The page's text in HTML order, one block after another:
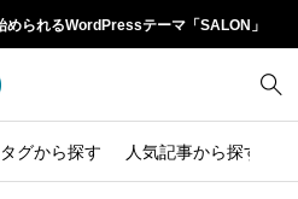
られるWordPressテーマ「SALON」
タグから探す 人気記事から探す